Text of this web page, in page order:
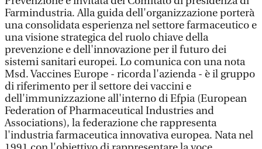
Farmindustria. Alla guida dell'organizzazione porterà
una consolidata esperienza nel settore farmaceutico e
una visione strategica del ruolo chiave della
prevenzione e dell'innovazione per il futuro dei
sistemi sanitari europei. Lo comunica con una nota
Msd. Vaccines Europe - ricorda l'azienda - è il gruppo
di riferimento per il settore dei vaccini e
dell'immunizzazione all'interno di Efpia (European
Federation of Pharmaceutical Industries and
Associations), la federazione che rappresenta
l'industria farmaceutica innovativa europea. Nata nel